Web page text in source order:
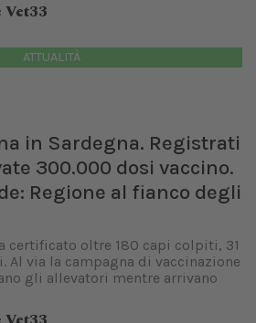
Vet33
ATTUALITÀ
in Sardegna. Registrati
300.000 dosi vaccino.
Regione al fianco degli
certificato oltre 180 capi colpiti, 31
Al via la campagna di vaccinazione
gli allevatori mentre arrivano